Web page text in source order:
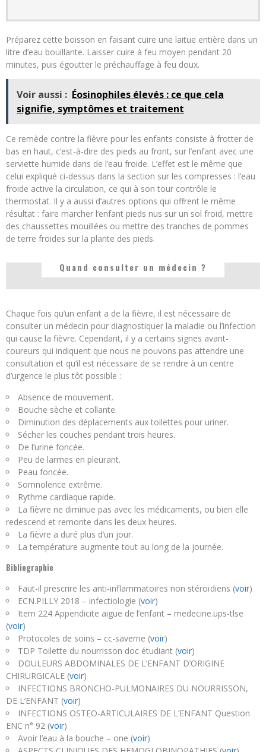
Préparez cette boisson en faisant cuire une laitue entière dans un
litre d’eau bouillante. Laisser cuire à feu moyen pendant 20
minutes, puis égoutter le préchauffage à feu doux.
Voir aussi : Éosinophiles élevés : ce que cela
signifie, symptômes et traitement
Ce remède contre la fièvre pour les enfants consiste à frotter de
bas en haut, c’est-à-dire des pieds au front, sur l’enfant avec une
serviette humide dans de l’eau froide. L’effet est le même que
celui expliqué ci-dessus dans la section sur les compresses : l’eau
froide active la circulation, ce qui à son tour contrôle le
thermostat. Il y a aussi d’autres options qui offrent le même
résultat : faire marcher l’enfant pieds nus sur un sol froid, mettre
des chaussettes mouillées ou mettre des tranches de pommes
de terre froides sur la plante des pieds.
Quand consulter un médecin ?
Chaque fois qu’un enfant a de la fièvre, il est nécessaire de
consulter un médecin pour diagnostiquer la maladie ou l’infection
qui cause la fièvre. Cependant, il y a certains signes avant-
coureurs qui indiquent que nous ne pouvons pas attendre une
consultation et qu’il est nécessaire de se rendre à un centre
d’urgence le plus tôt possible :
Absence de mouvement.
Bouche sèche et collante.
Diminution des déplacements aux toilettes pour uriner.
Sécher les couches pendant trois heures.
De l’urine foncée.
Peu de larmes en pleurant.
Peau foncée.
Somnolence extrême.
Rythme cardiaque rapide.
La fièvre ne diminue pas avec les médicaments, ou bien elle
redescend et remonte dans les deux heures.
La fièvre a duré plus d’un jour.
La température augmente tout au long de la journée.
Bibliographie
Faut-il prescrire les anti-inflammatoires non stéroïdiens (voir)
ECN.PILLY 2018 – infectiologie (voir)
Item 224 Appendicite aigue de l’enfant – medecine.ups-tlse
(voir)
Protocoles de soins – cc-saverne (voir)
TDP Toilette du nourrisson doc étudiant (voir)
DOULEURS ABDOMINALES DE L’ENFANT D’ORIGINE
CHIRURGICALE (voir)
INFECTIONS BRONCHO-PULMONAIRES DU NOURRISSON,
DE L’ENFANT (voir)
INFECTIONS OSTEO-ARTICULAIRES DE L’ENFANT Question
ENC n° 92 (voir)
Avoir l’eau à la bouche – one (voir)